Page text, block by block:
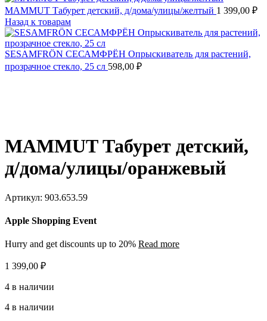
MAMMUT Табурет детский, д/дома/улицы/желтый 1 399,00 ₽
Назад к товарам
SESAMFRÖN СЕСАМФРЁН Опрыскиватель для растений,
прозрачное стекло, 25 сл 598,00 ₽
MAMMUT Табурет детский,
д/дома/улицы/оранжевый
Артикул: 903.653.59
Apple Shopping Event
Hurry and get discounts up to 20% Read more
1 399,00 ₽
4 в наличии
4 в наличии